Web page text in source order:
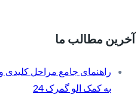
آخرین مطالب ما
راهنمای جامع مراحل کلیدی
به کمک الو گمرک 24